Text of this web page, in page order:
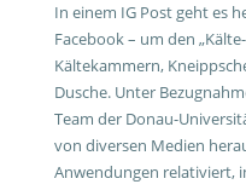
In einem IG Post geht es
Facebook – um den
Kältekammern,
Dusche. Unter
Team der Donau-
von diversen Medien
Anwendungen relativiert,